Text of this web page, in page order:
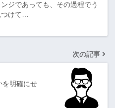
ンジであっても、その過程でう
けて…
次の記事
を明確にせ